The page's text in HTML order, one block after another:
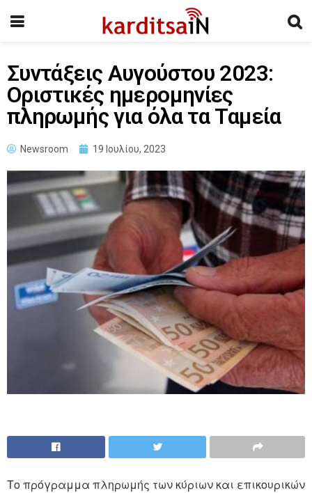
Συντάξεις Αυγούστου 2023:
Οριστικές ημερομηνίες
πληρωμής για όλα τα Ταμεία
Newsroom 19 Ιουλίου, 2023
Το πρόγραμμα πληρωμής των κύριων και επικουρικών